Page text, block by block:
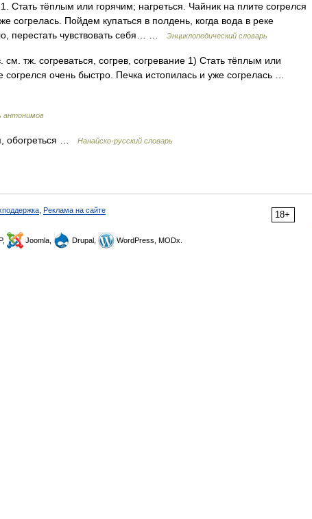
Стать тёплым или горячим; нагреться. Чайник на плите согрелся
согрелась. Пойдем купаться в полдень, когда вода в реке
перестать чувствовать себя… …
Энциклопедический словарь
тж. согреваться, согрев, согревание 1) Стать тёплым или
согрелся очень быстро. Печка истопилась и уже согрелась …
антонимов
обогреться … Нанайско-русский словарь
18+
Реклама на сайте
Joomla, Drupal, WordPress, MODx.